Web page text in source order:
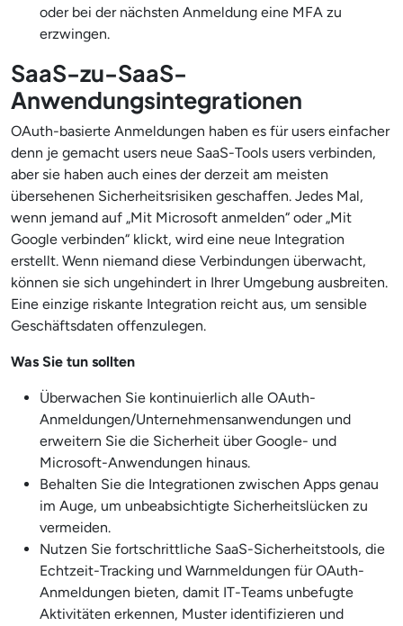
oder bei der nächsten Anmeldung eine MFA zu
erzwingen.
SaaS-zu-SaaS-
Anwendungsintegrationen
OAuth-basierte Anmeldungen haben es für users einfacher
denn je gemacht users neue SaaS-Tools users verbinden,
aber sie haben auch eines der derzeit am meisten
übersehenen Sicherheitsrisiken geschaffen. Jedes Mal,
wenn jemand auf „Mit Microsoft anmelden“ oder „Mit
Google verbinden“ klickt, wird eine neue Integration
erstellt. Wenn niemand diese Verbindungen überwacht,
können sie sich ungehindert in Ihrer Umgebung ausbreiten.
Eine einzige riskante Integration reicht aus, um sensible
Geschäftsdaten offenzulegen.
Was Sie tun sollten
Überwachen Sie kontinuierlich alle OAuth-
Anmeldungen/Unternehmensanwendungen und
erweitern Sie die Sicherheit über Google- und
Microsoft-Anwendungen hinaus.
Behalten Sie die Integrationen zwischen Apps genau
im Auge, um unbeabsichtigte Sicherheitslücken zu
vermeiden.
Nutzen Sie fortschrittliche SaaS-Sicherheitstools, die
Echtzeit-Tracking und Warnmeldungen für OAuth-
Anmeldungen bieten, damit IT-Teams unbefugte
Aktivitäten erkennen, Muster identifizieren und